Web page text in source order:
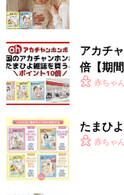
アカチ
倍【期間
赤ちゃ
たまひ
赤ちゃ